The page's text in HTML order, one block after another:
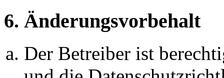
6. Änderungsvorbehalt
Der Betreiber ist